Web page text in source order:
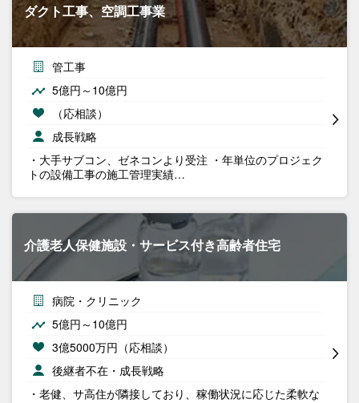
ダクト工事、空調工事業
管工事
5億円～10億円
（応相談）
成長戦略
・大手サブコン、ゼネコンより受注 ・年単位のプロジェク
トの設備工事の施工管理実績…
介護老人保健施設・サービス付き高齢者住宅
病院・クリニック
5億円～10億円
3億5000万円（応相談）
後継者不在・成長戦略
・老健、サ高住が隣接しており、稼働状況に応じた柔軟な